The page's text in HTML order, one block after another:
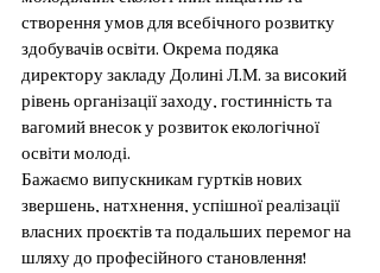
створення умов для всебічного розвитку
здобувачів освіти. Окрема подяка
директору закладу Долині Л.М. за високий
рівень організації заходу, гостинність та
вагомий внесок у розвиток екологічної
освіти молоді.
Бажаємо випускникам гуртків нових
звершень, натхнення, успішної реалізації
власних проєктів та подальших перемог на
шляху до професійного становлення!